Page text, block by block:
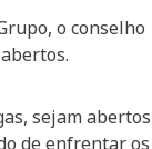
o conselho
sejam abertos
de enfrentar os